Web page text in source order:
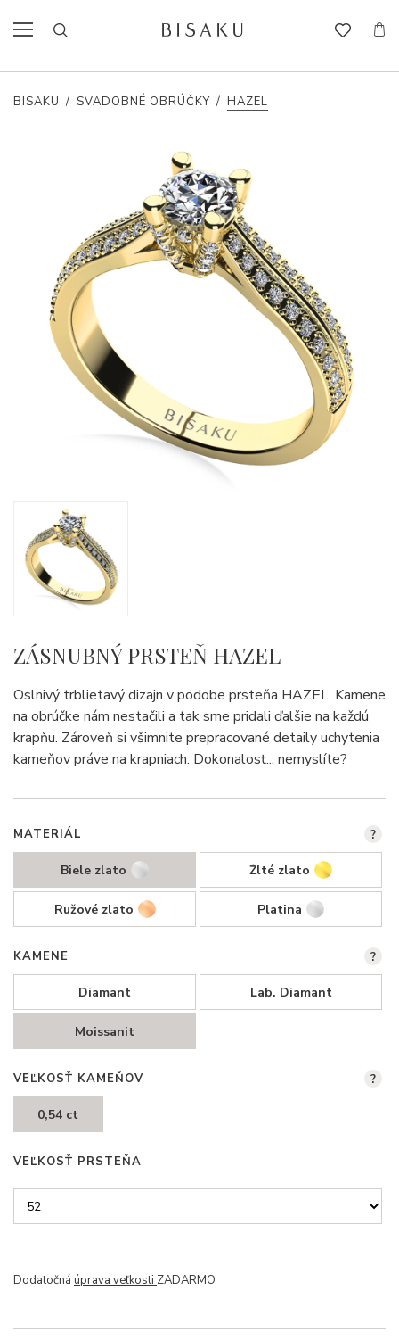
BISAKU / SVADOBNÉ OBRÚČKY / HAZEL
ZÁSNUBNÝ PRSTEŇ HAZEL
Oslnivý trblietavý dizajn v podobe prsteňa HAZEL. Kamene
na obrúčke nám nestačili a tak sme pridali ďalšie na každú
krapňu. Zároveň si všimnite prepracované detaily uchytenia
kameňov práve na krapniach. Dokonalosť... nemyslíte?
MATERIÁL
Biele zlato Žlté zlato
Ružové zlato Platina
?
KAMENE
Diamant Lab. Diamant
Moissanit
?
VEĽKOSŤ KAMEŇOV
0,54 ct
?
VEĽKOSŤ PRSTEŇA
Dodatočná úprava veľkosti ZADARMO